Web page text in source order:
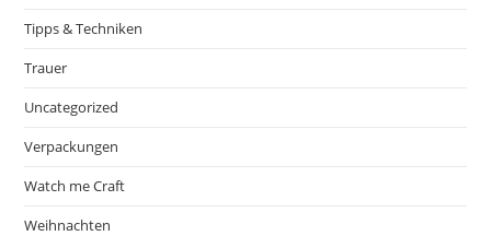
Tipps & Techniken
Trauer
Uncategorized
Verpackungen
Watch me Craft
Weihnachten